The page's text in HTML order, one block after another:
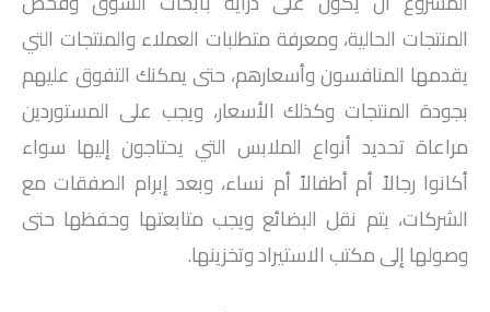
المنتجات الحالية، ومعرفة متطلبات العملاء والمنتجات التي
يقدمها المنافسون وأسعارهم، حتى يمكنك التفوق عليهم
بجودة المنتجات وكذلك الأسعار، ويجب على المستوردين
مراعاة تحديد أنواع الملابس التي يحتاجون إليها سواء
أكانوا رجالاً أم أطفالاً أم نساء، وبعد إبرام الصفقات مع
الشركات، يتم نقل البضائع ويجب متابعتها وحفظها حتى
وصولها إلى مكتب الاستيراد وتخزينها.